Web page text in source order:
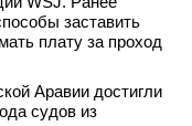
заставить
плату за проход
Аравии достигли
судов из